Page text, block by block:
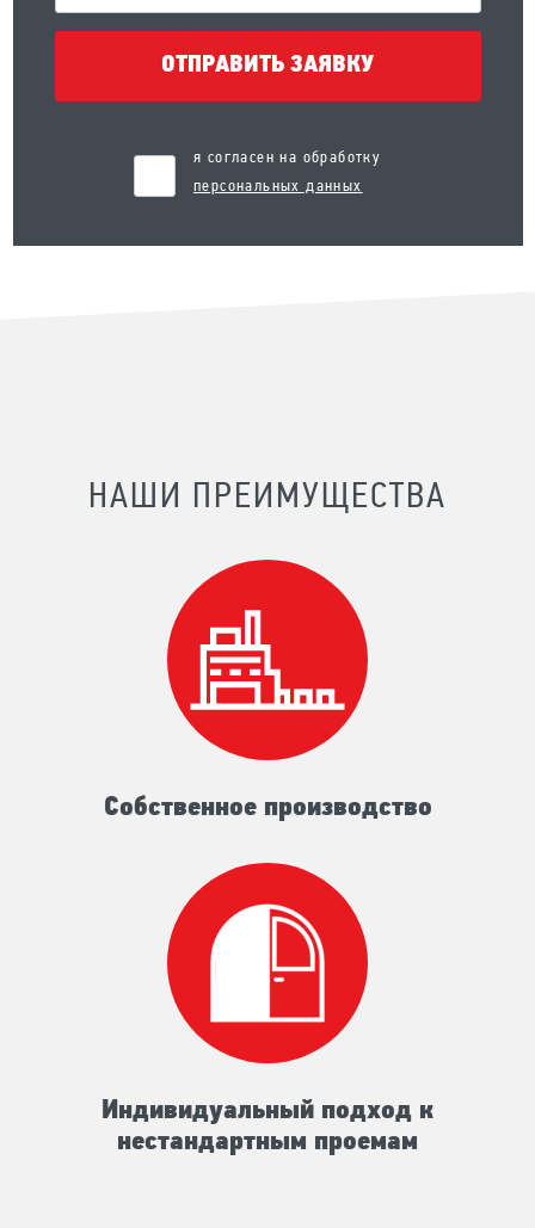
ОТПРАВИТЬ ЗАЯВКУ
я согласен на обработку
персональных данных
НАШИ ПРЕИМУЩЕСТВА
Собственное производство
Индивидуальный подход к
нестандартным проемам